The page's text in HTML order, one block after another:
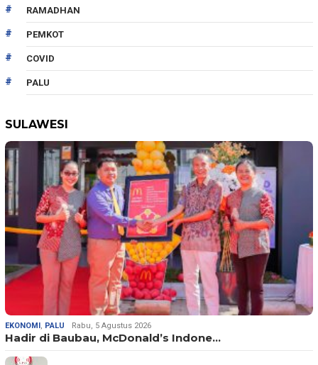
RAMADHAN
PEMKOT
COVID
PALU
SULAWESI
EKONOMI, PALU Rabu, 5 Agustus 2026
Hadir di Baubau, McDonald’s Indone…